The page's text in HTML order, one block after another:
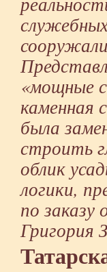
«мощные
каменная
была
строить
облик
логики,
по заказу
Григория